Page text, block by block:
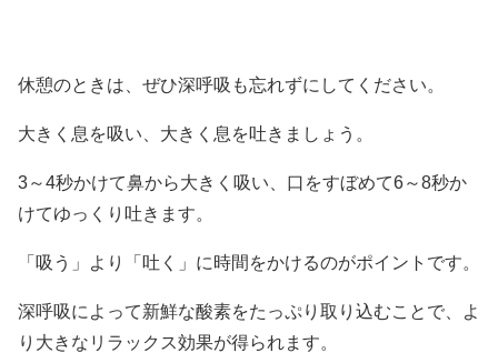
休憩のときは、ぜひ深呼吸も忘れずにしてください。
大きく息を吸い、大きく息を吐きましょう。
3～4秒かけて鼻から大きく吸い、口をすぼめて6～8秒か
けてゆっくり吐きます。
「吸う」より「吐く」に時間をかけるのがポイントです。
深呼吸によって新鮮な酸素をたっぷり取り込むことで、よ
り大きなリラックス効果が得られます。